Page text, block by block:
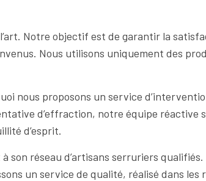
Notre objectif est de garantir la
Nous utilisons uniquement des
nous proposons un service
d’effraction, notre équipe réactive
d’esprit.
son réseau d’artisans serruriers
un service de qualité, réalisé dans les